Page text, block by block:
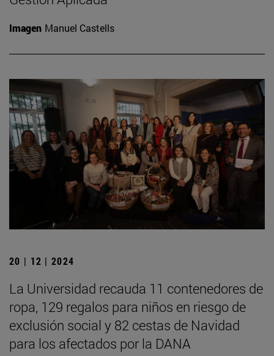
Imagen Manuel Castells
20 | 12 | 2024
La Universidad recauda 11 contenedores de
ropa, 129 regalos para niños en riesgo de
exclusión social y 82 cestas de Navidad
para los afectados por la DANA